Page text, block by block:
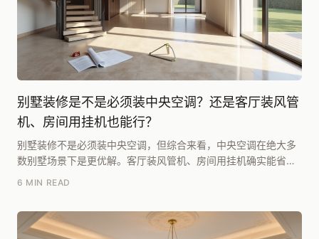
别墅装修是不是必须装中央空调？还是客厅装风管
机、房间用挂机也能行？
别墅装修不是必须装中央空调，但综合来看，中央空调在绝大多
数别墅场景下是更优解。客厅装风管机、房间用挂机确实能省点
6 MIN READ